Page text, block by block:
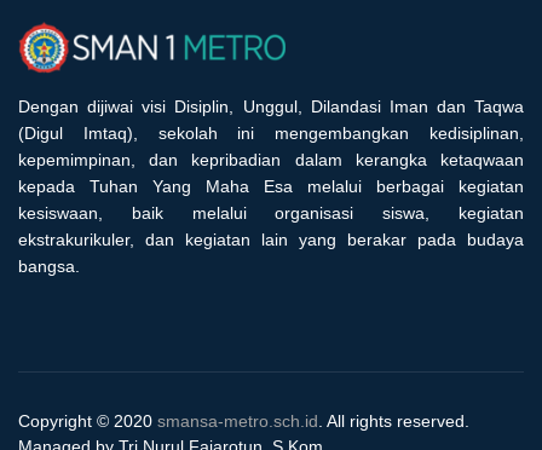
Dengan dijiwai visi Disiplin, Unggul, Dilandasi Iman dan Taqwa
(Digul Imtaq), sekolah ini mengembangkan kedisiplinan,
kepemimpinan, dan kepribadian dalam kerangka ketaqwaan
kepada Tuhan Yang Maha Esa melalui berbagai kegiatan
kesiswaan, baik melalui organisasi siswa, kegiatan
ekstrakurikuler, dan kegiatan lain yang berakar pada budaya
bangsa.
Copyright © 2020 smansa-metro.sch.id. All rights reserved.